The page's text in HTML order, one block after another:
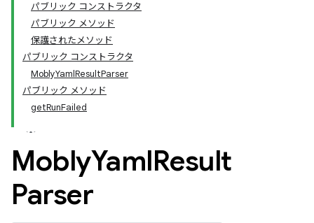
パブリック コンストラクタ
パブリック メソッド
保護されたメソッド
パブリック コンストラクタ
MoblyYamlResultParser
パブリック メソッド
getRunFailed
MoblyYamlResult
Parser